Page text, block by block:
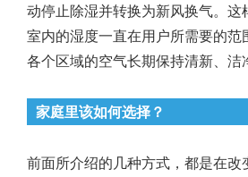
动停止除湿并转换为新风换气。这
室内的湿度一直在用户所需要的范
各个区域的空气长期保持清新、洁
家庭里该如何选择？
前面所介绍的几种方式，都是在改